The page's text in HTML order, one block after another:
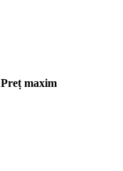
Preț maxim